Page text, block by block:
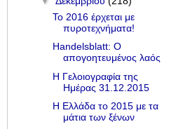
Το 2016 έρχεται με
πυροτεχνήματα!
Handelsblatt: Ο
απογοητευμένος λαός
Η Γελοιογραφία της
Ημέρας 31.12.2015
Η Ελλάδα το 2015 με τα
μάτια των ξένων